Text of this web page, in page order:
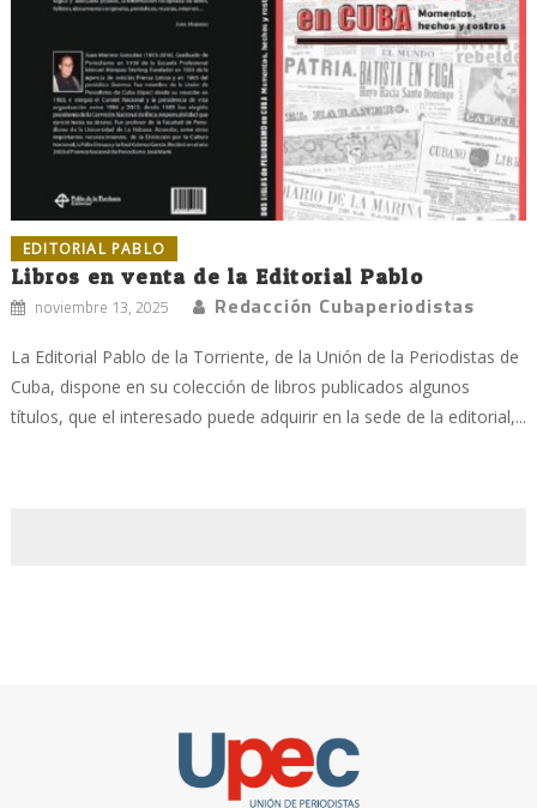
EDITORIAL PABLO
Libros en venta de la Editorial Pablo
noviembre 13, 2025 Redacción Cubaperiodistas
La Editorial Pablo de la Torriente, de la Unión de la Periodistas de
Cuba, dispone en su colección de libros publicados algunos
títulos, que el interesado puede adquirir en la sede de la editorial,...